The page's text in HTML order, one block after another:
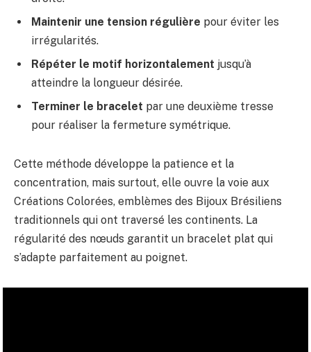
Maintenir une tension régulière pour éviter les
irrégularités.
Répéter le motif horizontalement jusqu’à
atteindre la longueur désirée.
Terminer le bracelet par une deuxième tresse
pour réaliser la fermeture symétrique.
Cette méthode développe la patience et la
concentration, mais surtout, elle ouvre la voie aux
Créations Colorées, emblèmes des Bijoux Brésiliens
traditionnels qui ont traversé les continents. La
régularité des nœuds garantit un bracelet plat qui
s’adapte parfaitement au poignet.